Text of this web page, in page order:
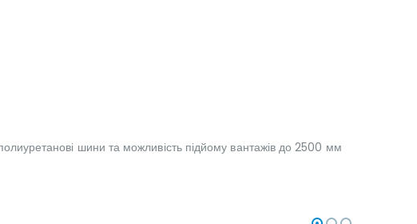
шини та можливість підйому вантажів до 2500 мм